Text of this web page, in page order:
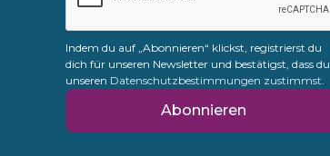
Indem du auf „Abonnieren“ klickst, registrierst du
dich für unseren Newsletter und bestätigst, dass du
unseren Datenschutzbestimmungen zustimmst.